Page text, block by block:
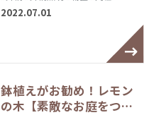
2022.07.01
鉢植えがお勧め！レモン
の木【素敵なお庭をつ…